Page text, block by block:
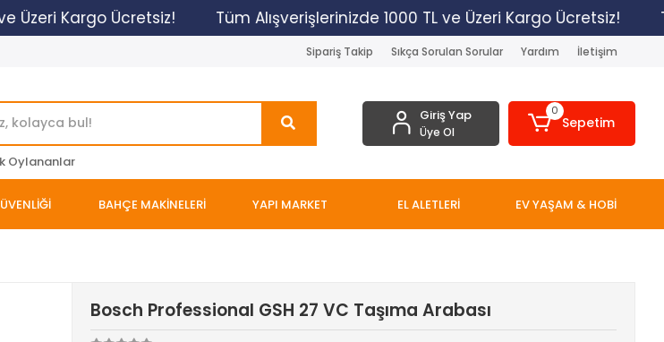
Üzeri Kargo Ücretsiz! Tüm Alışverişlerinizde 1000 TL ve Üzeri Kargo Ücretsiz!
Sipariş Takip Sıkça Sorulan Sorular Yardım İletişim
Oylananlar
Giriş Yap
Üye Ol
0
Sepetim
BAHÇE MAKİNELERİ YAPI MARKET EL ALETLERİ EV YAŞAM & HOBİ
Bosch Professional GSH 27 VC Taşıma Arabası